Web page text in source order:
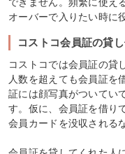
オーバーで入りたい時に
コストコ会員証の貸
コストコでは会員証の貸
人数を超えても会員証を
証には顔写真がついてい
す。仮に、会員証を借り
会員カードを没収される